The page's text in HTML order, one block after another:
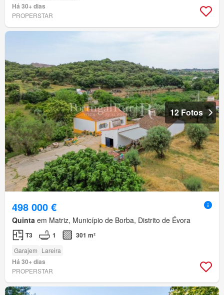
Há 30+ dias
PROPERSTAR
12 Fotos
498 000 €
Quinta em Matriz, Município de Borba, Distrito de Évora
T3 1 301 m²
Garajem Lareira
Há 30+ dias
PROPERSTAR